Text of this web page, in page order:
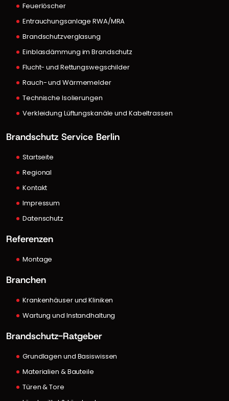
Feuerlöscher
Entrauchungsanlage RWA/MRA
Brandschutzverglasung
Einblasdämmung im Brandschutz
Flucht- und Rettungswegschilder
Rauch- und Wärmemelder
Technische Isolierungen
Verkleidung Lüftungskanäle und Kabeltrassen
Brandschutz Service Berlin
Startseite
Regional
Kontakt
Impressum
Datenschutz
Referenzen
Montage
Branchen
Krankenhäuser und Kliniken
Wartung und Instandhaltung
Brandschutz-Ratgeber
Grundlagen und Basiswissen
Materialien & Bauteile
Türen & Tore